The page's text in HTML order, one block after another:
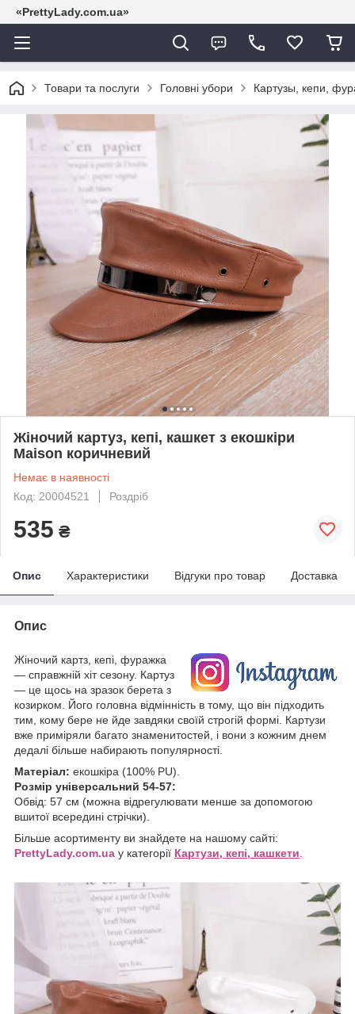
«PrettyLady.com.ua»
Товари та послуги Головні убори Картузы, кепи,
Жіночий картуз, кепі, кашкет з екошкіри
Maison коричневий
Немає в наявності
Код: 20004521
Роздріб
535 ₴
Опис Характеристики Відгуки про товар Доставка
Опис
Жіночий картз, кепі, фуражка
— справжній хіт сезону. Картуз
— це щось на зразок берета з
козирком. Його головна відмінність в тому, що він підходить
тим, кому бере не йде завдяки своїй строгій формі. Картузи
вже приміряли багато знаменитостей, і вони з кожним днем
дедалі більше набирають популярності.
Матеріал: екошкіра (100% PU).
Розмір універсальний 54-57:
Обвід: 57 см (можна відрегулювати менше за допомогою
вшитої всередині стрічки).
Більше асортименту ви знайдете на нашому сайті:
PrettyLady.com.ua у категорії Картузи, кепі, кашкети